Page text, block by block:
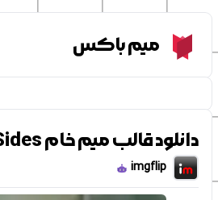
Meme Boxمیم باکس
دانلود قالب میم خام Joker Two Sides
imgflip